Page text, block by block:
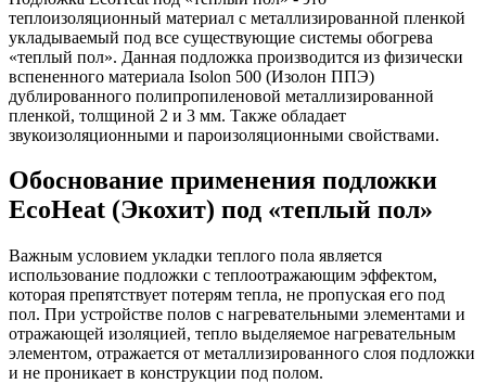
теплоизоляционный материал с металлизированной пленкой
укладываемый под все существующие системы обогрева
«теплый пол». Данная подложка производится из физически
вспененного материала Isolon 500 (Изолон ППЭ)
дублированного полипропиленовой металлизированной
пленкой, толщиной 2 и 3 мм. Также обладает
звукоизоляционными и пароизоляционными свойствами.
Обоснование применения подложки
EcoHeat (Экохит) под «теплый пол»
Важным условием укладки теплого пола является
использование подложки с теплоотражающим эффектом,
которая препятствует потерям тепла, не пропуская его под
пол. При устройстве полов с нагревательными элементами и
отражающей изоляцией, тепло выделяемое нагревательным
элементом, отражается от металлизированного слоя подложки
и не проникает в конструкции под полом.